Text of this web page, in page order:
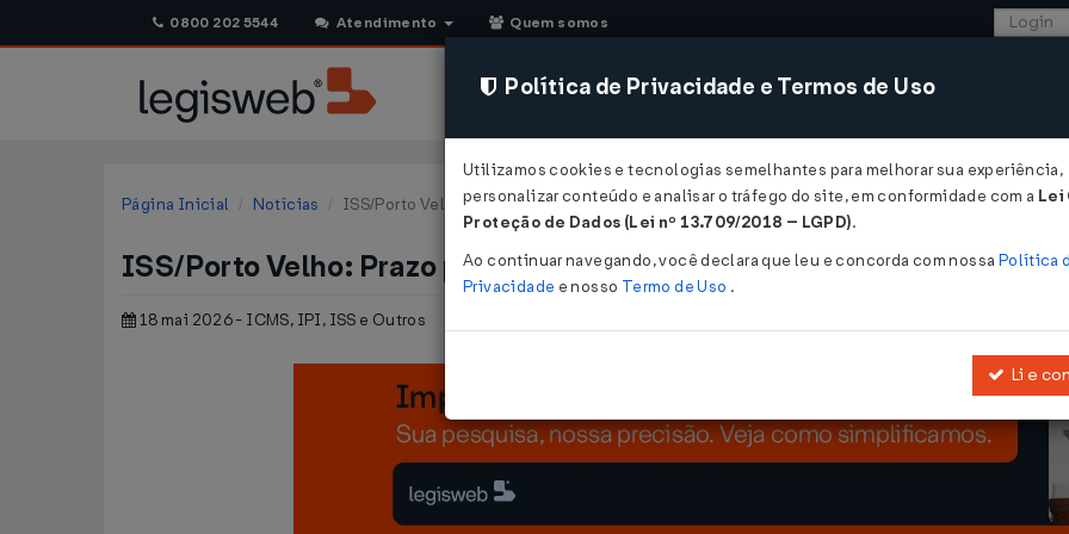
0800 202 5544 Atendimento Quem somos
CONSULTORIA SISTEMAS COMÉRCIO
Página Inicial Notícias ISS/Porto Velho: Prazo para regularização fundiária no bairro Mato Grosso entra na reta final ...
ISS/Porto Velho: Prazo para regularização fundiária no bairro Mato
18 mai 2026 - ICMS, IPI, ISS e Outros
Política de Privacidade e Termos de Uso
Utilizamos cookies e tecnologias semelhantes para melhorar sua experiência,
personalizar conteúdo e analisar o tráfego do site, em conformidade com a Lei
Proteção de Dados (Lei nº 13.709/2018 – LGPD).
Ao continuar navegando, você declara que leu e concorda com nossa Política
Privacidade e nosso Termo de Uso .
Li e